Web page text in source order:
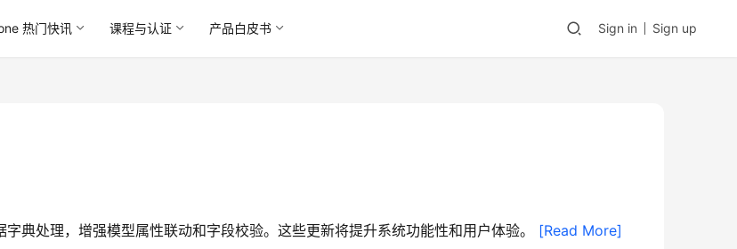
热门快讯 课程与认证 产品白皮书 Sign in Sign up
典处理，增强模型属性联动和字段校验。这些更新将提升系统功能性和用户体验。 [Read More]